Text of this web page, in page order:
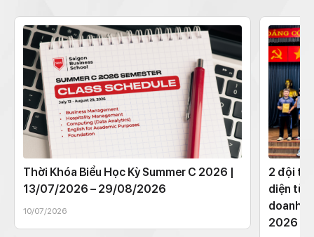
Thời Khóa Biểu Học Kỳ Summer C 2026 |
13/07/2026 – 29/08/2026
10/07/2026
2 đội thi
diện từ
doanh
2026